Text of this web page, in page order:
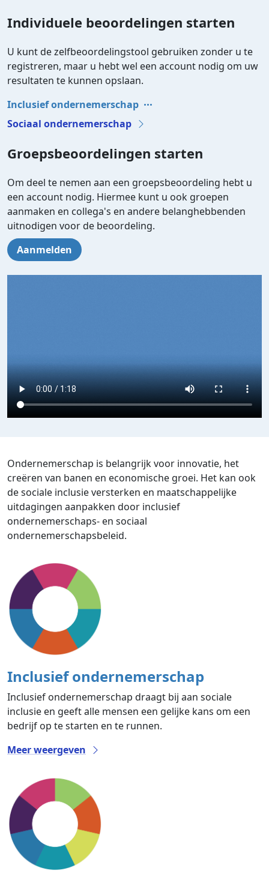
Individuele beoordelingen starten
U kunt de zelfbeoordelingstool gebruiken zonder u te
registreren, maar u hebt wel een account nodig om uw
resultaten te kunnen opslaan.
Inclusief ondernemerschap
Sociaal ondernemerschap
Groepsbeoordelingen starten
Om deel te nemen aan een groepsbeoordeling hebt u
een account nodig. Hiermee kunt u ook groepen
aanmaken en collega's en andere belanghebbenden
uitnodigen voor de beoordeling.
Aanmelden
Ondernemerschap is belangrijk voor innovatie, het
creëren van banen en economische groei. Het kan ook
de sociale inclusie versterken en maatschappelijke
uitdagingen aanpakken door inclusief
ondernemerschaps- en sociaal
ondernemerschapsbeleid.
Inclusief ondernemerschap
Inclusief ondernemerschap draagt bij aan sociale
inclusie en geeft alle mensen een gelijke kans om een
bedrijf op te starten en te runnen.
Meer weergeven